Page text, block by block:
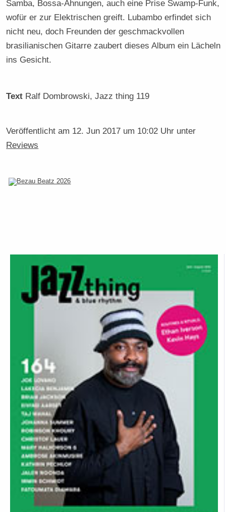
Samba, Bossa-Ahnungen, auch eine Prise Swamp-Funk,
wofür er zur Elektrischen greift. Lubambo erfindet sich
nicht neu, doch Freunden der geschmackvollen
brasilianischen Gitarre zaubert dieses Album ein Lächeln
ins Gesicht.
Text Ralf Dombrowski, Jazz thing 119
Veröffentlicht am 12. Jun 2017 um 10:02 Uhr unter
Reviews